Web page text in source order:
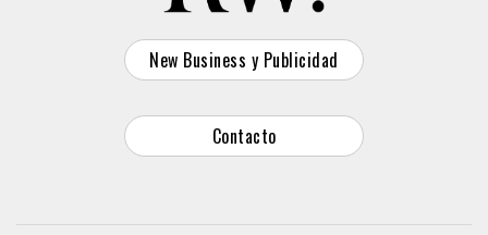
New Business y Publicidad
Contacto